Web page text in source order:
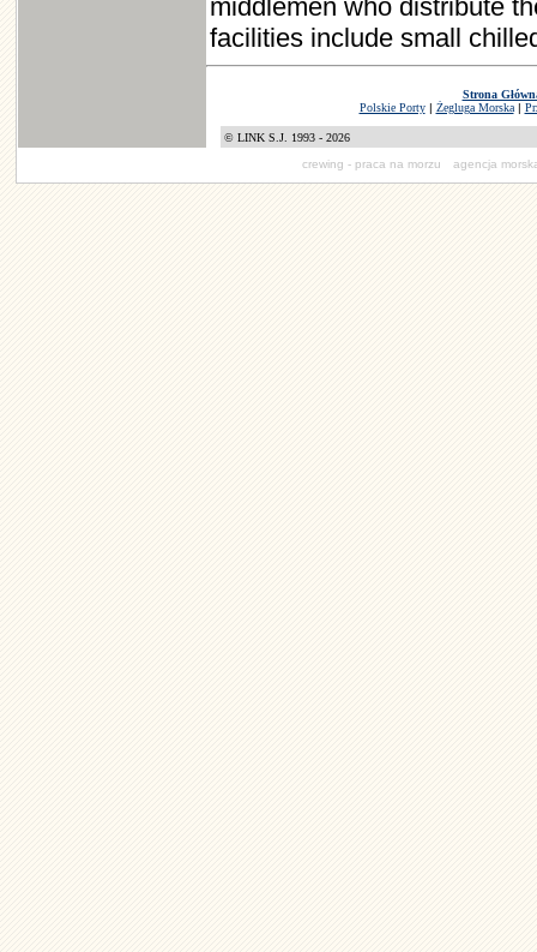
middlemen who distribute
facilities include small
Strona
Polskie Porty| Żegluga Morska|
© LINK S.J. 1993 - 2026
crewing - praca na morzu
agencja